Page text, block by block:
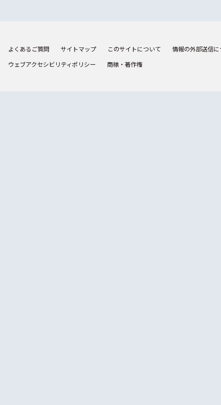
よくあるご質問 サイトマップ このサイトについて
情報の外部送信
ウェブアクセシビリティポリシー
商標・著作権